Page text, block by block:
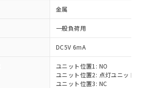
金属
一般負荷用
DC5V 6mA
ユニット位置1: NO
ユニット位置2: 点灯ユニット
ユニット位置3: NC